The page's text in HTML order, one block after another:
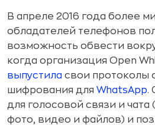
В апреле 2016 года более
обладателей телефонов
возможность обвести
когда организация Open
выпустила свои протоколы
шифрования для WhatsApp.
для голосовой связи и чата
фото, видео и файлов) и